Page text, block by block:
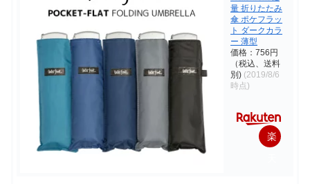
量 折りたたみ
傘 ポケフラッ
ト ダークカラ
ー 薄型
価格：756円
（税込、送料
別) (2019/8/6
時点)
楽